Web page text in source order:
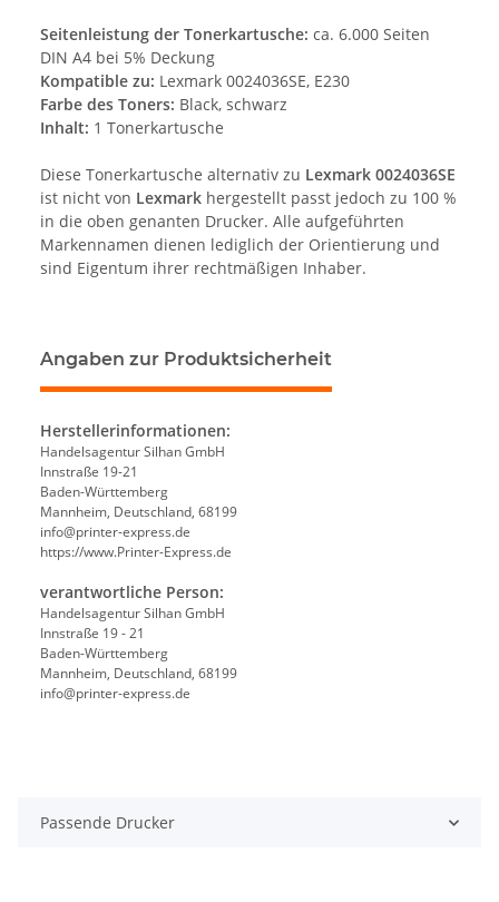
Seitenleistung der Tonerkartusche: ca. 6.000 Seiten
DIN A4 bei 5% Deckung
Kompatible zu: Lexmark 0024036SE, E230
Farbe des Toners: Black, schwarz
Inhalt: 1 Tonerkartusche
Diese Tonerkartusche alternativ zu Lexmark 0024036SE
ist nicht von Lexmark hergestellt passt jedoch zu 100 %
in die oben genanten Drucker. Alle aufgeführten
Markennamen dienen lediglich der Orientierung und
sind Eigentum ihrer rechtmäßigen Inhaber.
Angaben zur Produktsicherheit
Herstellerinformationen:
Handelsagentur Silhan GmbH
Innstraße 19-21
Baden-Württemberg
Mannheim, Deutschland, 68199
info@printer-express.de
https://www.Printer-Express.de
verantwortliche Person:
Handelsagentur Silhan GmbH
Innstraße 19 - 21
Baden-Württemberg
Mannheim, Deutschland, 68199
info@printer-express.de
Passende Drucker